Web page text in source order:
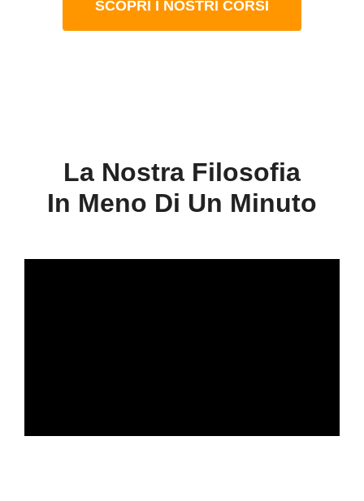
SCOPRI I NOSTRI CORSI
La Nostra Filosofia
In Meno Di Un Minuto